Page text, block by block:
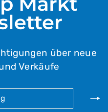
über neue
Verkäufe
ZUR